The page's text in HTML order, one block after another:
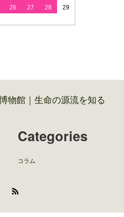
26 27 28
29
物館｜生命の源流を知る
Categories
コラム